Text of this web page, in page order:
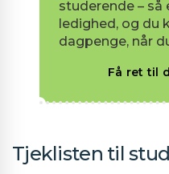
studerende –
ledighed, og du
dagpenge, når
Få ret til
Tjeklisten til